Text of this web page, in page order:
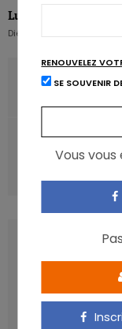
Lut Van Lierde
Diététicienne. Senior
Activité
RENOUVELEZ
SE SOUVENIR
Vous